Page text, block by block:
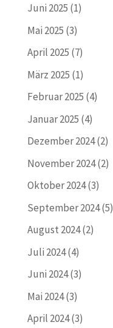
Juni 2025 (1)
Mai 2025 (3)
April 2025 (7)
März 2025 (1)
Februar 2025 (4)
Januar 2025 (4)
Dezember 2024(2)
November 2024(2)
Oktober 2024(3)
September 2024(5)
August 2024(2)
Juli 2024(4)
Juni 2024(3)
Mai 2024(3)
April 2024(3)